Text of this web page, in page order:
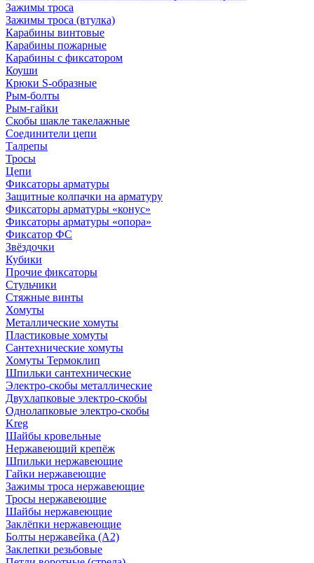
Зажимы троса
Зажимы троса (втулка)
Карабины винтовые
Карабины пожарные
Карабины с фиксатором
Коуши
Крюки S-образные
Рым-болты
Рым-гайки
Скобы шакле такелажные
Соединители цепи
Талрепы
Тросы
Цепи
Фиксаторы арматуры
Защитные колпачки на арматуру
Фиксаторы арматуры «конус»
Фиксаторы арматуры «опора»
Фиксатор ФС
Звёздочки
Кубики
Прочие фиксаторы
Стульчики
Стяжные винты
Хомуты
Металлические хомуты
Пластиковые хомуты
Сантехнические хомуты
Хомуты Термоклип
Шпильки сантехнические
Электро-скобы металлические
Двухлапковые электро-скобы
Однолапковые электро-скобы
Kreg
Шайбы кровельные
Нержавеющий крепёж
Шпильки нержавеющие
Гайки нержавеющие
Зажимы троса нержавеющие
Тросы нержавеющие
Шайбы нержавеющие
Заклёпки нержавеющие
Болты нержавейка (А2)
Заклепки резьбовые